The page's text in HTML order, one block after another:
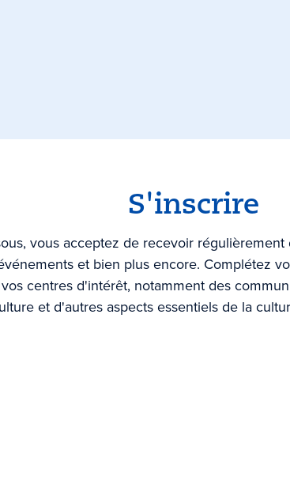
S'inscrire
vous acceptez de recevoir
et bien plus encore. Complétez
centres d'intérêt, notamment des
et d'autres aspects essentiels de la